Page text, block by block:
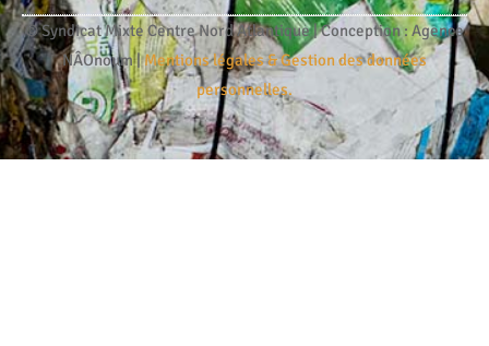
© Syndicat Mixte Centre Nord Atlantique | Conception : Agence
NÂOnoum |Mentions légales & Gestion des données
personnelles.